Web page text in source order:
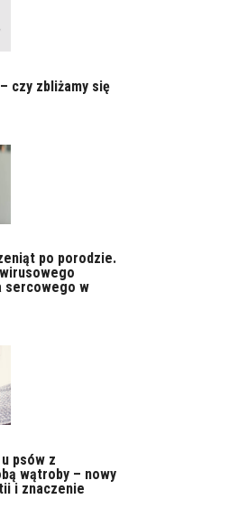
czy zbliżamy się
po porodzie.
sercowego w
psów z
wątroby – nowy
i znaczenie